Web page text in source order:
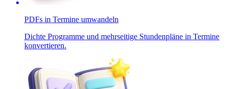
PDFs in Termine umwandeln
Dichte Programme und mehrseitige Stundenpläne in Termine
konvertieren.